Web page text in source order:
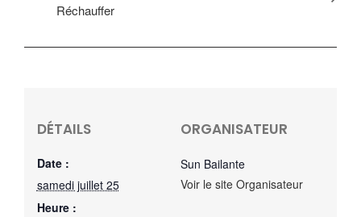
Réchauffer
DÉTAILS
Date :
samedi juillet 25
Heure :
ORGANISATEUR
Sun Bailante
Voir le site Organisateur